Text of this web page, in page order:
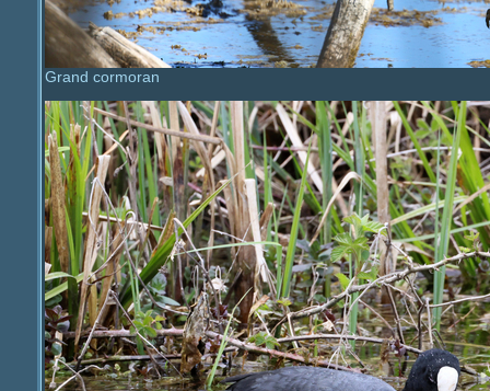
Grand cormoran